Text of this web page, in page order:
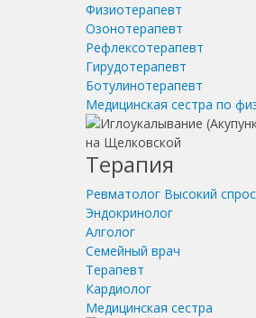
Физиотерапевт
Озонотерапевт
Рефлексотерапевт
Гирудотерапевт
Ботулинотерапевт
Медицинская сестра по
Терапия
Ревматолог Высокий спрос
Эндокринолог
Алголог
Семейный врач
Терапевт
Кардиолог
Медицинская сестра